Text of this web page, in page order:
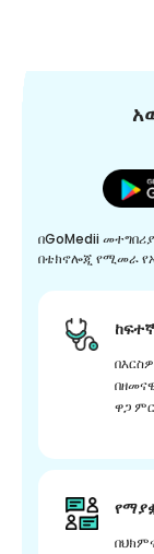
በGoMedii
በቴክኖሎጂ የሚመራ
ዋጋ